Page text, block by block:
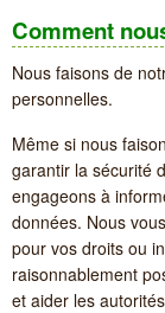
Comment
Nous faisons de
personnelles.
Même si nous
garantir la sécurité
engageons à
données. Nous
pour vos droits ou
raisonnablement
et aider les